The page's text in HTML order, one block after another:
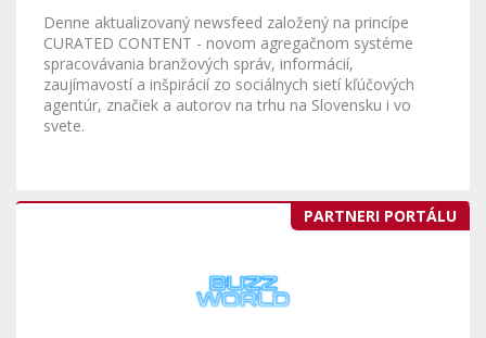
Denne aktualizovaný newsfeed založený na princípe
CURATED CONTENT - novom agregačnom systéme
spracovávania branžových správ, informácií,
zaujímavostí a inšpirácií zo sociálnych sietí kľúčových
agentúr, značiek a autorov na trhu na Slovensku i vo
svete.
PARTNERI PORTÁLU